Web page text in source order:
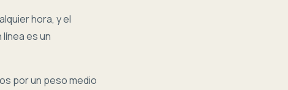
hora, y el
es un
por un peso medio